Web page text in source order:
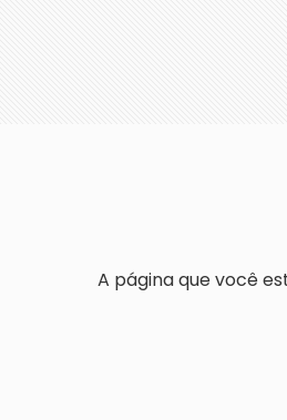
A página que você